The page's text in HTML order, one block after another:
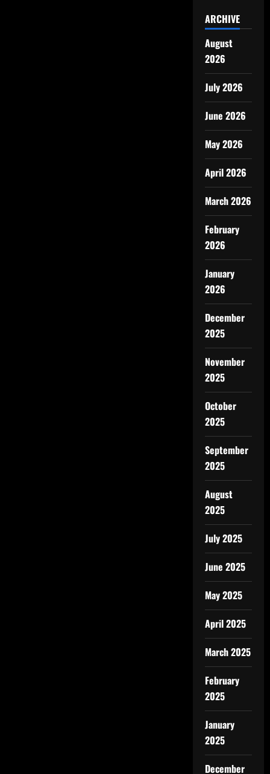
ARCHIVE
August
2026
July 2026
June 2026
May 2026
April 2026
March 2026
February
2026
January
2026
December
2025
November
2025
October
2025
September
2025
August
2025
July 2025
June 2025
May 2025
April 2025
March 2025
February
2025
January
2025
December